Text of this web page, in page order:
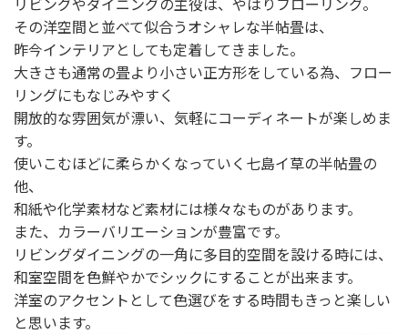
その洋空間と並べて似合うオシャレな半帖畳は、
昨今インテリアとしても定着してきました。
大きさも通常の畳より小さい正方形をしている為、フロー
リングにもなじみやすく
開放的な雰囲気が漂い、気軽にコーディネートが楽しめま
す。
使いこむほどに柔らかくなっていく七島イ草の半帖畳の
他、
和紙や化学素材など素材には様々なものがあります。
また、カラーバリエーションが豊富です。
リビングダイニングの一角に多目的空間を設ける時には、
和室空間を色鮮やかでシックにすることが出来ます。
洋室のアクセントとして色選びをする時間もきっと楽しい
と思います。